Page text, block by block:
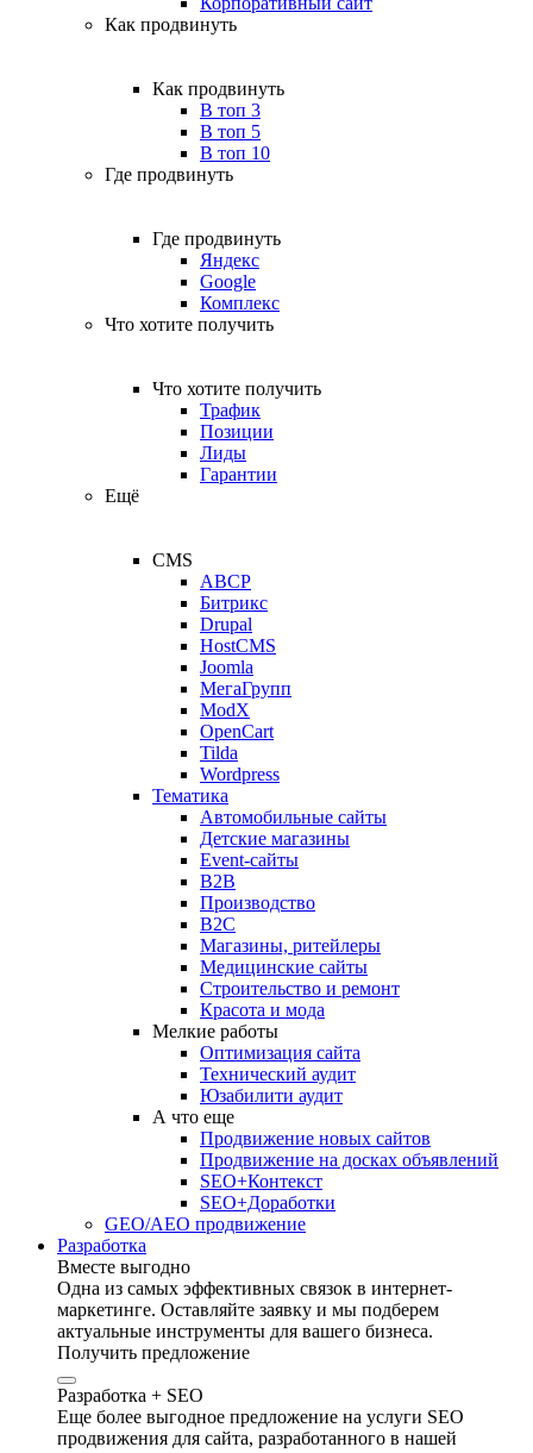
Как продвинуть
Как продвинуть
В топ 3
В топ 5
В топ 10
Где продвинуть
Где продвинуть
Яндекс
Google
Комплекс
Что хотите получить
Что хотите получить
Трафик
Позиции
Лиды
Гарантии
Ещё
CMS
ABCP
Битрикс
Drupal
HostCMS
Joomla
МегаГрупп
ModX
OpenCart
Tilda
Wordpress
Тематика
Автомобильные сайты
Детские магазины
Event-сайты
B2B
Производство
B2C
Магазины, ритейлеры
Медицинские сайты
Строительство и ремонт
Красота и мода
Мелкие работы
Оптимизация сайта
Технический аудит
Юзабилити аудит
А что еще
Продвижение новых сайтов
Продвижение на досках объявлений
SEO+Контекст
SEO+Доработки
GEO/AEO продвижение
Разработка
Вместе выгодно
Одна из самых эффективных связок в интернет-
маркетинге. Оставляйте заявку и мы подберем
актуальные инструменты для вашего бизнеса.
Получить предложение
Разработка + SEO
Еще более выгодное предложение на услуги SEO
продвижения для сайта, разработанного в нашей